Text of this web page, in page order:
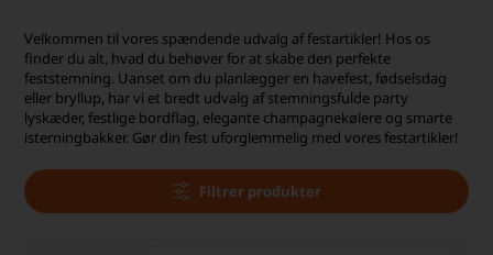
30 dages returret
Tlf. er lukket uge 27-32
Velkommen til vores spændende udvalg af festartikler! Hos os
finder du alt, hvad du behøver for at skabe den perfekte
feststemning. Uanset om du planlægger en havefest, fødselsdag
eller bryllup, har vi et bredt udvalg af stemningsfulde party
lyskæder, festlige bordflag, elegante champagnekølere og smarte
isterningbakker. Gør din fest uforglemmelig med vores festartikler!
Filtrer produkter